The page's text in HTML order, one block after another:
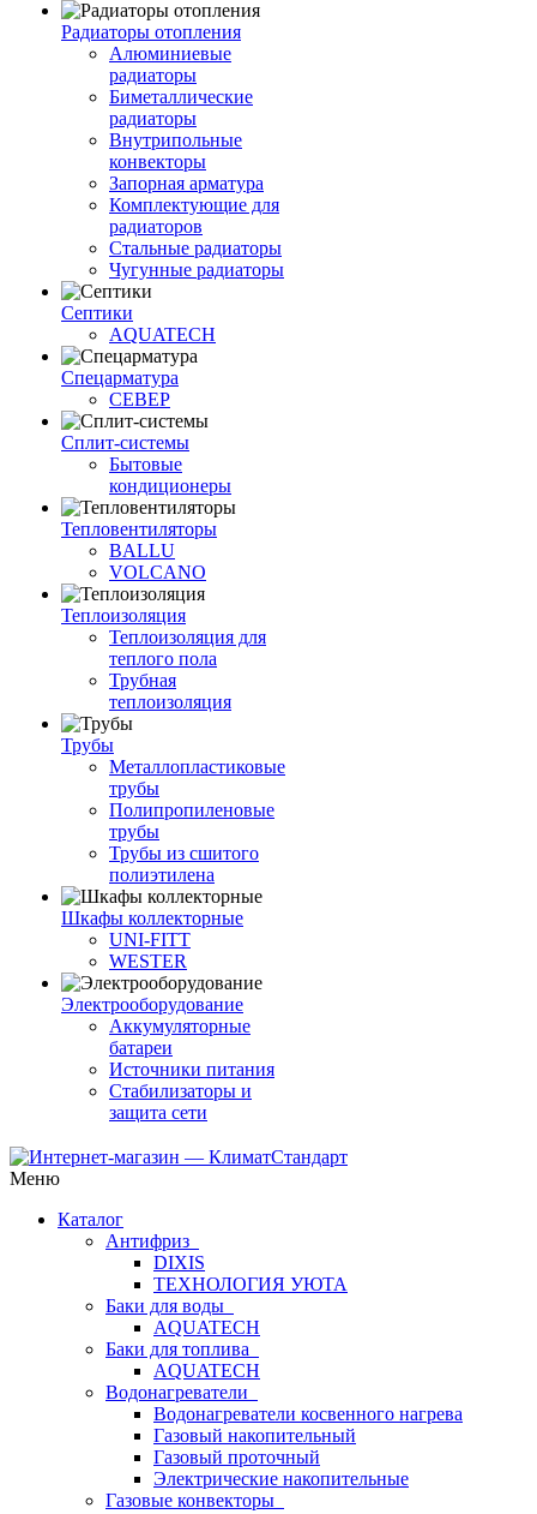
Радиаторы отопления
Алюминиевые
радиаторы
Биметаллические
радиаторы
Внутрипольные
конвекторы
Запорная арматура
Комплектующие для
радиаторов
Стальные радиаторы
Чугунные радиаторы
Септики
AQUATECH
Спецарматура
СЕВЕР
Сплит-системы
Бытовые
кондиционеры
Тепловентиляторы
BALLU
VOLCANO
Теплоизоляция
Теплоизоляция для
теплого пола
Трубная
теплоизоляция
Трубы
Металлопластиковые
трубы
Полипропиленовые
трубы
Трубы из сшитого
полиэтилена
Шкафы коллекторные
UNI-FITT
WESTER
Электрооборудование
Аккумуляторные
батареи
Источники питания
Стабилизаторы и
защита сети
Меню
Каталог
Антифриз
DIXIS
ТЕХНОЛОГИЯ УЮТА
Баки для воды
AQUATECH
Баки для топлива
AQUATECH
Водонагреватели
Водонагреватели косвенного нагрева
Газовый накопительный
Газовый проточный
Электрические накопительные
Газовые конвекторы